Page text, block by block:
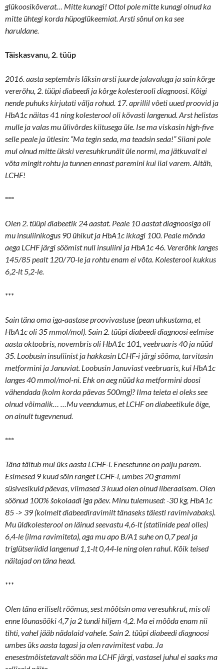
glükoosikõverat… Mitte kunagi! Ottol pole mitte kunagi olnud ka
mitte ühtegi korda hüpoglükeemiat. Arsti sõnul on ka see
haruldane.
Täiskasvanu, 2. tüüp
2016. aasta septembris läksin arsti juurde jalavaluga ja sain kõrge
vererõhu, 2. tüüpi diabeedi ja kõrge kolesterooli diagnoosi. Kõigi
nende puhuks kirjutati välja rohud. 17. aprillil võeti uued proovid ja
HbA1c näitas 41 ning kolesterool oli kõvasti langenud. Arst helistas
mulle ja valas mu ülivõrdes kiitusega üle. Ise ma viskasin high-five
selle peale ja ütlesin: “Ma tegin seda, ma teadsin seda!” Siiani pole
mul olnud mitte ükski veresuhkrunäit üle normi, ma jätkuvalt ei
võta mingit rohtu ja tunnen ennast paremini kui iial varem. Aitäh,
LCHF!
***
Olen 2. tüüpi diabeetik 24 aastat. Peale 10 aastat diagnoosiga oli
mu insuliinikogus 90 ühikut ja HbA1c ikkagi 100. Peale mõnda
aega LCHF järgi söömist null insuliini ja HbA1c 46. Vererõhk langes
145/85 pealt 120/70-le ja rohtu enam ei võta. Kolesterool kukkus
6,2-lt 5,2-le.
***
Sain täna oma iga-aastase proovivastuse (pean uhkustama, et
HbA1c oli 35 mmol/mol). Sain 2. tüüpi diabeedi diagnoosi eelmise
aasta oktoobris, novembris oli HbA1c 101, veebruaris 40 ja nüüd
35. Loobusin insuliinist ja hakkasin LCHF-i järgi sööma, tarvitasin
metformini ja Januviat. Loobusin Januviast veebruaris, kui HbA1c
langes 40 mmol/mol-ni. Ehk on aeg nüüd ka metformini doosi
vähendada (kolm korda päevas 500mg)? Ilma teieta ei oleks see
olnud võimalik… …Mu veendumus, et LCHF on diabeetikule õige,
on ainult tugevnenud.
***
Täna täitub mul üks aasta LCHF-i. Enesetunne on palju parem.
Esimesed 9 kuud sõin ranget LCHF-i, umbes 20 grammi
süsivesikuid päevas, viimased 3 kuud olen olnud liberaalsem. Olen
söönud 100% šokolaadi iga päev. Minu tulemused: -30 kg, HbA1c
85 -> 39 (kolmelt diabeediravimilt tänaseks täiesti ravimivabaks).
Mu üldkolesterool on läinud seevastu 4,6-lt (statiinide peal olles)
6,4-le (ilma ravimiteta), aga mu apo B/A1 suhe on 0,7 peal ja
triglütseriidid langenud 1,1-lt 0,44-le ning olen rahul. Kõik teised
näitajad on täna head.
***
Olen täna eriliselt rõõmus, sest mõõtsin oma veresuhkrut, mis oli
enne lõunasööki 4,7 ja 2 tundi hiljem 4,2. Ma ei mõõda enam nii
tihti, vahel jääb nädalaid vahele. Sain 2. tüüpi diabeedi diagnoosi
umbes üks aasta tagasi ja olen ravimitest vaba. Ja
enesestmõistetavalt söön ma LCHF järgi, vastasel juhul ei saaks ma